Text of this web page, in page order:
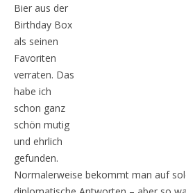
Bier aus der
Birthday Box
als seinen
Favoriten
verraten. Das
habe ich
schon ganz
schön mutig
und ehrlich
gefunden.
Normalerweise bekommt man auf